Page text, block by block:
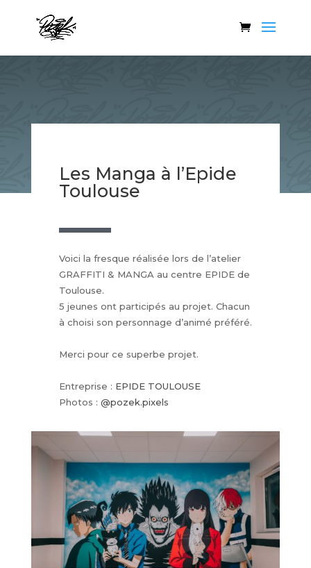
Les Manga à l’Epide
Toulouse
Voici la fresque réalisée lors de l’atelier
GRAFFITI & MANGA au centre EPIDE de
Toulouse.
5 jeunes ont participés au projet. Chacun
à choisi son personnage d’animé préféré.
Merci pour ce superbe projet.
Entreprise : EPIDE TOULOUSE
Photos : @pozek.pixels